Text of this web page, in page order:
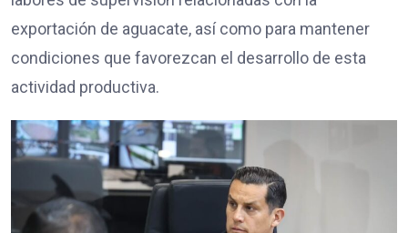
exportación de aguacate, así como para mantener
condiciones que favorezcan el desarrollo de esta
actividad productiva.